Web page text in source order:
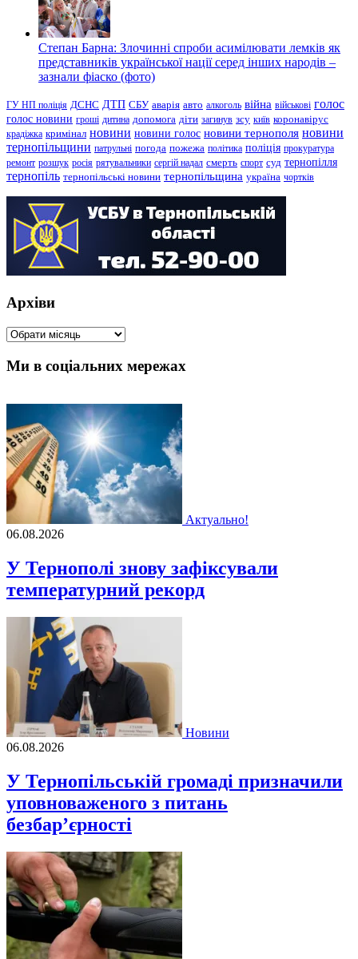
Степан Барна: Злочинні спроби асимілювати лемків як
представників української нації серед інших народів –
зазнали фіаско (фото)
ГУ НП поліція ДСНС ДТП СБУ аварія авто алкоголь війна військові голос
голос новини гроші дитина допомога діти загинув зсу київ коронавірус
крадіжка кримінал новини новини голос новини тернополя новини
тернопільщини патрульні погода пожежа політика поліція прокуратура
ремонт розшук росія рятувальники сергій надал смерть спорт суд тернопілля
тернопіль тернопільські новини тернопільщина україна чортків
Архіви
Архіви
Ми в соціальних мережах
Актуально!
06.08.2026
У Тернополі знову зафіксували
температурний рекорд
Новини
06.08.2026
У Тернопільській громаді призначили
уповноваженого з питань
безбар’єрності